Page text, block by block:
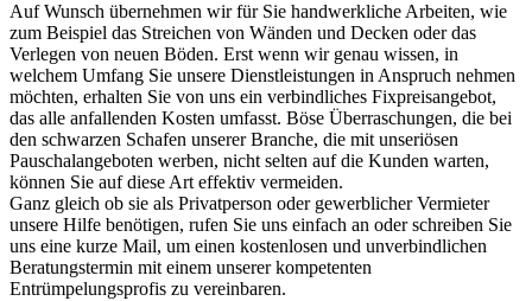
Auf Wunsch übernehmen wir für Sie handwerkliche Arbeiten, wie
zum Beispiel das Streichen von Wänden und Decken oder das
Verlegen von neuen Böden. Erst wenn wir genau wissen, in
welchem Umfang Sie unsere Dienstleistungen in Anspruch nehmen
möchten, erhalten Sie von uns ein verbindliches Fixpreisangebot,
das alle anfallenden Kosten umfasst. Böse Überraschungen, die bei
den schwarzen Schafen unserer Branche, die mit unseriösen
Pauschalangeboten werben, nicht selten auf die Kunden warten,
können Sie auf diese Art effektiv vermeiden.
Ganz gleich ob sie als Privatperson oder gewerblicher Vermieter
unsere Hilfe benötigen, rufen Sie uns einfach an oder schreiben Sie
uns eine kurze Mail, um einen kostenlosen und unverbindlichen
Beratungstermin mit einem unserer kompetenten
Entrümpelungsprofis zu vereinbaren.